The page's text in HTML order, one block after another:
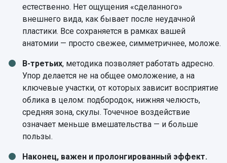
естественно. Нет ощущения «сделанного»
внешнего вида, как бывает после неудачной
пластики. Все сохраняется в рамках вашей
анатомии — просто свежее, симметричнее, моложе.
В-третьих, методика позволяет работать адресно.
Упор делается не на общее омоложение, а на
ключевые участки, от которых зависит восприятие
облика в целом: подбородок, нижняя челюсть,
средняя зона, скулы. Точечное воздействие
означает меньше вмешательства — и больше
пользы.
Наконец, важен и пролонгированный эффект.